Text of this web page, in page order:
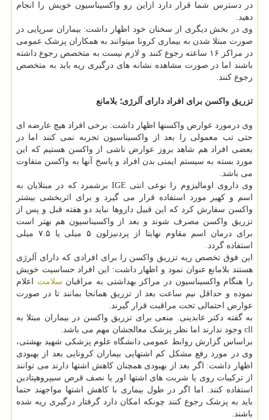
در دسترس شما قرار دارد ازاین رو واکسیناسیون خویش را انجام
دهید.
وی در بخش دیگری از سخنان خود اظهار داشت: بیماران سرپایی در
صورت مبتلا شدن به بیماری کرونا میتوانند به همکاران پزشک عمومی
در مراکز ۱۶ ساعته رجوع کنند و لازم نیست به متخصص رجوع داشته
باشند اما در صورت مشاهده نشانه های درگیری ریه باید به متخصص
رجوع کنند.
تزریق واکسن برای افراد دارای آلرژی؛ بلامانع
وی درمورد عوارض واکسنها اظهار داشت: برخی افراد هیچ عارضه ای
حتی تب معمولی را بعد از واکسیناسیون تجربه نمی کنند اما در
بعضی افراد هم شاهد بروز عوارض ناشی از واکسن هستیم که این
مورد بسته به سیستم ایمنی بدن افراد و پاسخ آنها به واکسن متفاوت
می باشد.
وی داروی اومالیزوم را نوعی انتی IGE برشمرد که در مبتلایان به
اسم و کهیر مورد استفاده قرار می گیرد و برای اثربخشی بیشتر
واکسن سفارش کرد که این قبیل داروها نباید دو هفته قبل و پس از
تزریق واکسن مصرف شوند و بعد از واکسیناسیون هم بهتر است
برای درمان اسم مقاوم نهایتا از پردنیزلون ۵ میلی یا ۷.۵ میلی
استفاده گردد.
این فوق تخصص ریه تزریق واکسن را برای افرادی که دارای آلرژی
هستند بلامانع عنوان نمود و اظهار داشت: این افراد حساسیت خویش
را هنگام واکسیناسیون در مراکز بهداشتی به مراقبان سلامت اعلام
نموده و حداقل نیم ساعت بعد از تزریق همانجا بمانند تا در صورت
عوارض احتمالی تحت مراقبت قرار گیرند.
به گفته دکتر عابدینی. منعی برای تزریق واکسن در بیماران مبتلا به
cll وجود ندارند اما نظر پزشک معالجشان مهم می باشد.
براساس گزارش روابط عمومی دانشگاه علوم پزشکی شهید بهشتی،
وی در مورد رفع مشکل کم اشتهایی بیماران کرونایی بعد از بهبودی
اظهار داشت: اگر بعد از بهبودی همچنان کاهش اشتها دارند می توانند
از ترکیبات روی یا شربت های اشتها اور یا نصف قرص سیپروهپتادین
استفاده کنند. اما اگر در طول بیماری با کاهش اشتها مواجهند حتما
باید به پزشک رجوع کنند چونکه امکان دارد گرفتار درگیری ریه شده
باشند.